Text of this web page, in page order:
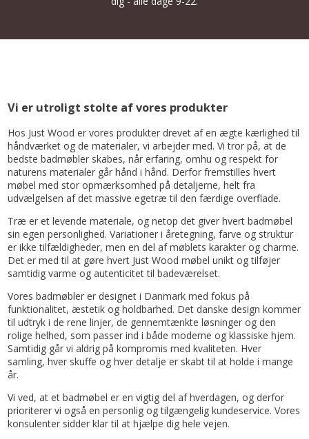
Vi er utroligt stolte af vores produkter
Hos Just Wood er vores produkter drevet af en ægte kærlighed til
håndværket og de materialer, vi arbejder med. Vi tror på, at de
bedste badmøbler skabes, når erfaring, omhu og respekt for
naturens materialer går hånd i hånd. Derfor fremstilles hvert
møbel med stor opmærksomhed på detaljerne, helt fra
udvælgelsen af det massive egetræ til den færdige overflade.
Træ er et levende materiale, og netop det giver hvert badmøbel
sin egen personlighed. Variationer i åretegning, farve og struktur
er ikke tilfældigheder, men en del af møblets karakter og charme.
Det er med til at gøre hvert Just Wood møbel unikt og tilføjer
samtidig varme og autenticitet til badeværelset.
Vores badmøbler er designet i Danmark med fokus på
funktionalitet, æstetik og holdbarhed. Det danske design kommer
til udtryk i de rene linjer, de gennemtænkte løsninger og den
rolige helhed, som passer ind i både moderne og klassiske hjem.
Samtidig går vi aldrig på kompromis med kvaliteten. Hver
samling, hver skuffe og hver detalje er skabt til at holde i mange
år.
Vi ved, at et badmøbel er en vigtig del af hverdagen, og derfor
prioriterer vi også en personlig og tilgængelig kundeservice. Vores
konsulenter sidder klar til at hjælpe dig hele vejen.